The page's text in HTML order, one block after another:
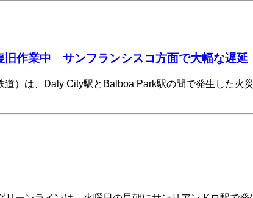
旧作業中 サンフランシスコ方面で大幅な遅延
）は、Daly City駅とBalboa Park駅の間で発生した火